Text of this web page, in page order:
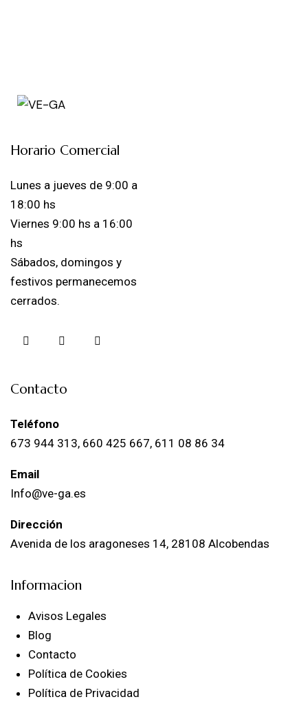
Horario Comercial
Lunes a jueves de 9:00 a
18:00 hs
Viernes 9:00 hs a 16:00
hs
Sábados, domingos y
festivos permanecemos
cerrados.
Contacto
Teléfono
673 944 313, 660 425 667, 611 08 86 34
Email
Info@ve-ga.es
Dirección
Avenida de los aragoneses 14, 28108 Alcobendas
Informacion
Avisos Legales
Blog
Contacto
Política de Cookies
Política de Privacidad